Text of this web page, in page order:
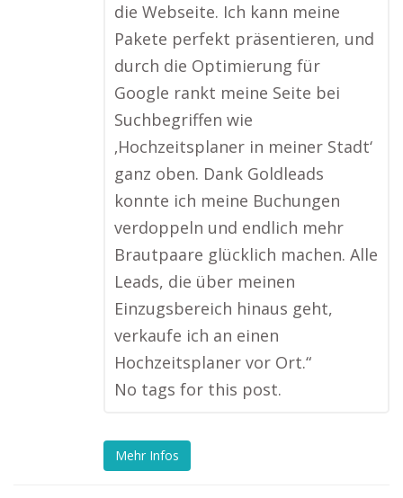
die Webseite. Ich kann meine
Pakete perfekt präsentieren, und
durch die Optimierung für
Google rankt meine Seite bei
Suchbegriffen wie
‚Hochzeitsplaner in meiner Stadt‘
ganz oben. Dank Goldleads
konnte ich meine Buchungen
verdoppeln und endlich mehr
Brautpaare glücklich machen. Alle
Leads, die über meinen
Einzugsbereich hinaus geht,
verkaufe ich an einen
Hochzeitsplaner vor Ort.“
No tags for this post.
Mehr Infos